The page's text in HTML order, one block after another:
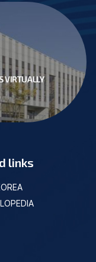
VIRTUALLY
links